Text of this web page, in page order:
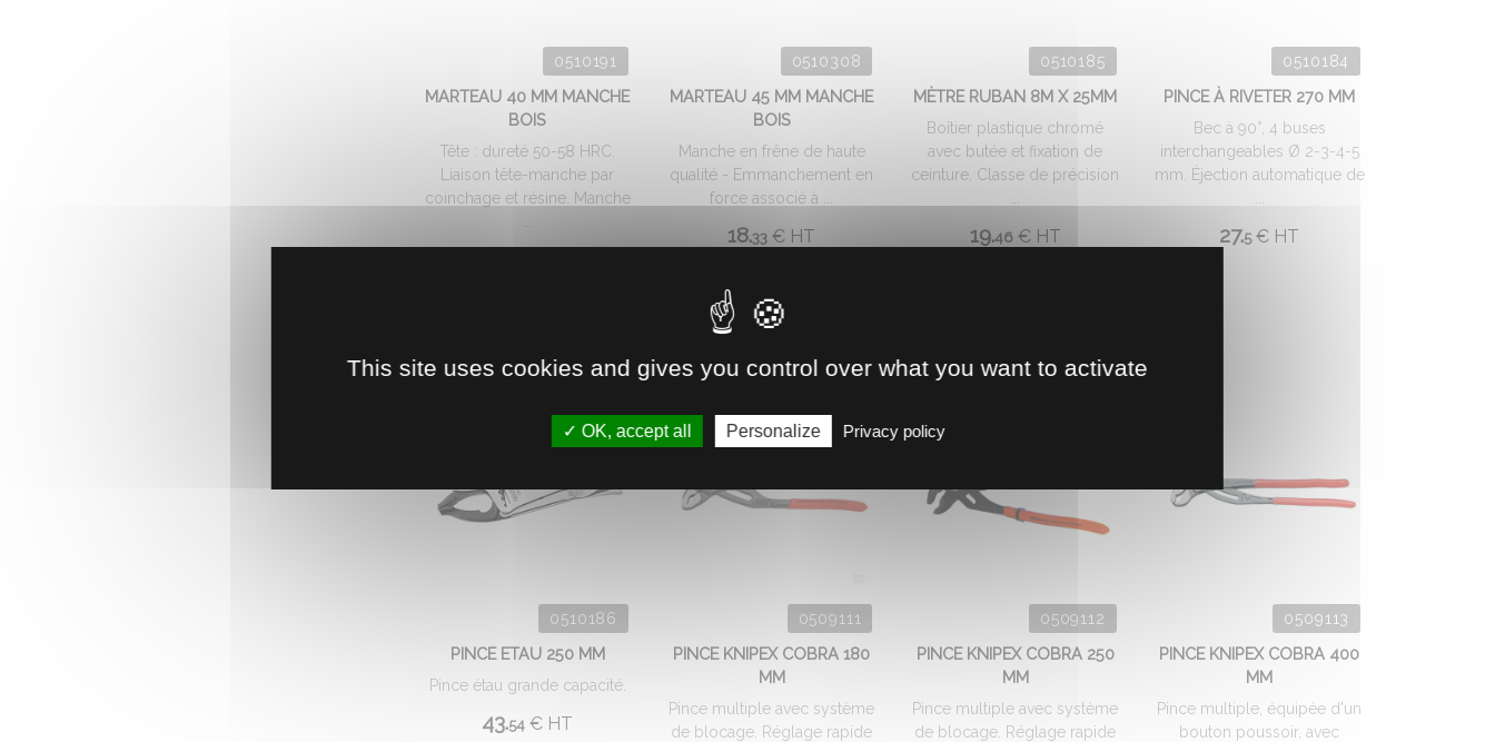
0510191
MARTEAU 40 MM MANCHE
BOIS
Tête : dureté 50-58 HRC.
Liaison tête-manche par
coinchage et résine. Manche
0510308
MARTEAU 45 MM MANCHE
BOIS
Manche en frêne de haute
qualité - Emmanchement en
force associé à ...
18.33 € HT
0510185
MÈTRE RUBAN 8M X 25MM
Boîtier plastique chromé
avec butée et fixation de
ceinture. Classe de précision
19.46 €HT
0510184
PINCE À RIVETER 270 MM
Bec à 90°, 4 buses
interchangeables Ø 2-3-4-5
mm. Éjection automatique de
27.5 € HT
0510186
PINCE ETAU 250 MM
Pince étau grande capacité.
43.54 € HT
0509111
PINCE KNIPEX COBRA 180
MM
Pince multiple avec système
de blocage. Réglage rapide
0509112
PINCE KNIPEX COBRA 250
MM
Pince multiple avec système
de blocage. Réglage rapide
0509113
PINCE KNIPEX COBRA 400
MM
Pince multiple, équipée d'un
bouton poussoir, avec
This site uses cookies and gives you control over what you want to activate
OK, accept all Personalize Privacy policy